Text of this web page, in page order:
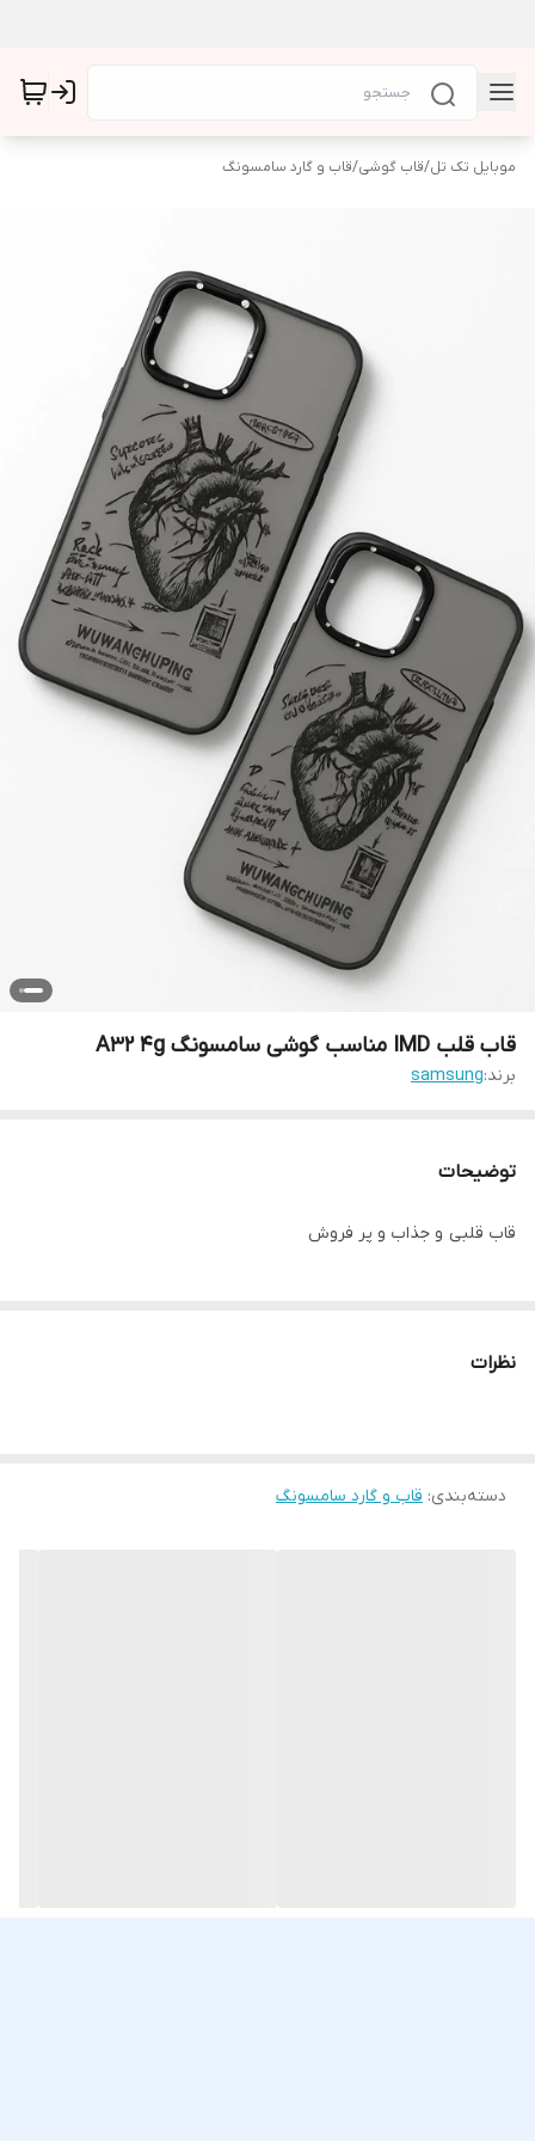
موبایل تک تل/قاب گوشی/قاب و گارد سامسونگ
قاب قلب IMD مناسب گوشی سامسونگ A32 4g
برند:samsung
توضیحات
قاب قلبی و جذاب و پر فروش
نظرات
دسته‌بندی: قاب و گارد سامسونگ